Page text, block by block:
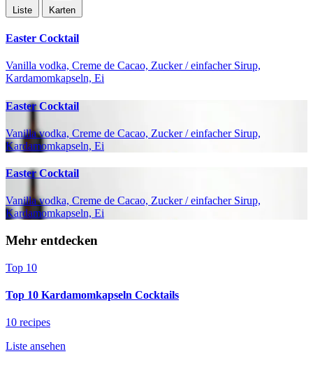
Liste Karten
Easter Cocktail
Vanilla vodka, Creme de Cacao, Zucker / einfacher Sirup,
Kardamomkapseln, Ei
Easter Cocktail
Vanilla vodka, Creme de Cacao, Zucker / einfacher Sirup,
Kardamomkapseln, Ei
Easter Cocktail
Vanilla vodka, Creme de Cacao, Zucker / einfacher Sirup,
Kardamomkapseln, Ei
Mehr entdecken
Top 10
Top 10 Kardamomkapseln Cocktails
10 recipes
Liste ansehen